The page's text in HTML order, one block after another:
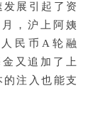
展引起了资
，沪上阿姨
民币A轮融
又追加了上
注入也能支